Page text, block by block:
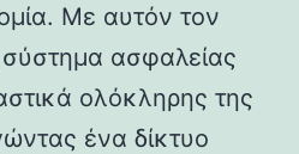
Με αυτόν τον
ασφαλείας
ολόκληρης της
ένα δίκτυο